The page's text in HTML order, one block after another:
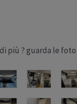
più ? guarda le